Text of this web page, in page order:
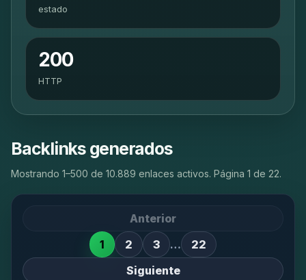
estado
200
HTTP
Backlinks generados
Mostrando 1–500 de 10.889 enlaces activos. Página 1 de 22.
Anterior
1
2 3 …
22
Siguiente